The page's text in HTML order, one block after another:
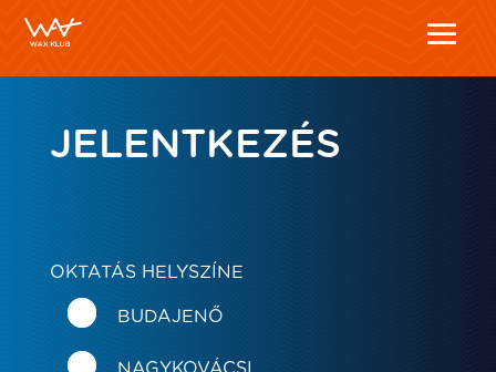
JELENTKEZÉS
OKTATÁS HELYSZÍNE
BUDAJENŐ